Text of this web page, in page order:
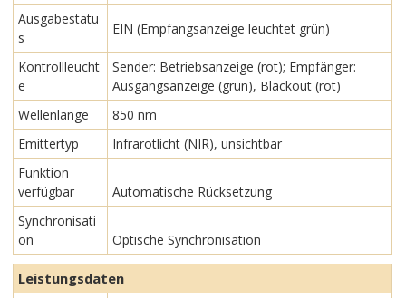
Ausgabestatu
s
EIN (Empfangsanzeige leuchtet grün)
Kontrollleucht
e
Sender: Betriebsanzeige (rot); Empfänger:
Ausgangsanzeige (grün), Blackout (rot)
Wellenlänge
850 nm
Emittertyp
Infrarotlicht (NIR), unsichtbar
Funktion
verfügbar
Automatische Rücksetzung
Synchronisati
on
Optische Synchronisation
Leistungsdaten